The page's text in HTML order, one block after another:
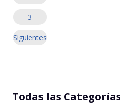
3
Siguientes
Todas las